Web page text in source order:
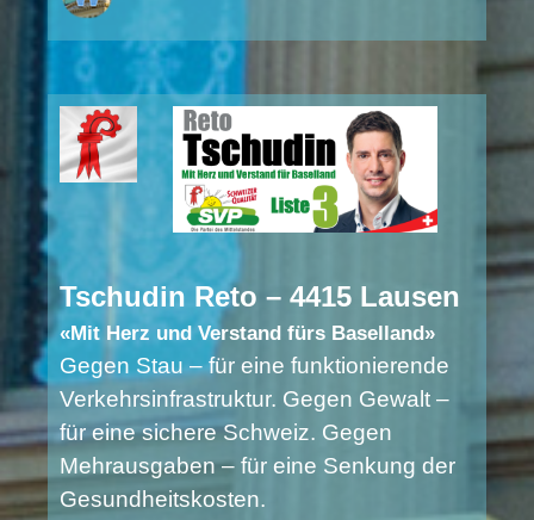
Tschudin Reto – 4415 Lausen
«Mit Herz und Verstand fürs Baselland»
Gegen Stau – für eine funktionierende
Verkehrsinfrastruktur. Gegen Gewalt –
für eine sichere Schweiz. Gegen
Mehrausgaben – für eine Senkung der
Gesundheitskosten.